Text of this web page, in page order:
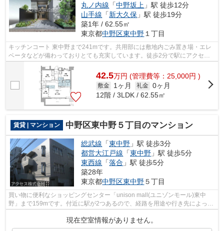
丸ノ内線 「中野坂上 」駅 徒歩12分
山手線 「新大久保 」駅 徒歩19分
築1年 / 62.55㎡
東京都中野区東中野 １丁目
キッチンコート 東中野まで241mです。共用部には敷地内ごみ置き場・エレ
ベータなどが備わっておりとても充実しています。徒歩2分で駅にアクセス
できる物件です。夏場は特に涼しい通風...
42.5万円 (管理費等：25,000円 )
敷金 1ヶ月 礼金 0ヶ月
12階 / 3LDK / 62.55㎡
賃貸 | マンション 中野区東中野５丁目のマンション
総武線 「東中野 」駅 徒歩3分
都営大江戸線 「東中野 」駅 徒歩5分
東西線 「落合 」駅 徒歩5分
築28年
東京都中野区東中野５丁目
買い物に便利なショッピングセンター「unison mall(ユニゾンモール)東中
野」まで159mです。付近に駅が2つあるので、経路を用途や行き先によって
現在空室情報がありません。